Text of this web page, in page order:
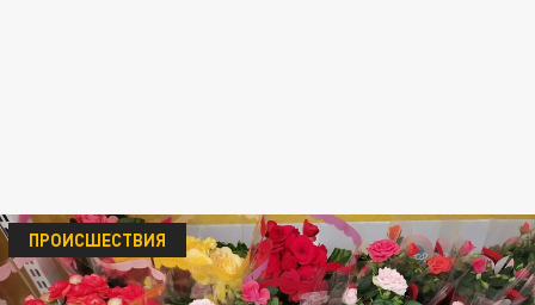
ПРОИСШЕСТВИЯ